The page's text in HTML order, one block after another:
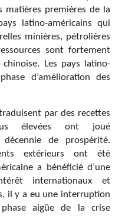
matières premières de la
latino-américains qui
minières, pétrolières
sont fortement
Les pays latino-
d’amélioration des
par des recettes
élevées ont joué
de prospérité.
extérieurs ont été
a bénéficié d’une
internationaux et
il y a eu une interruption
aigüe de la crise